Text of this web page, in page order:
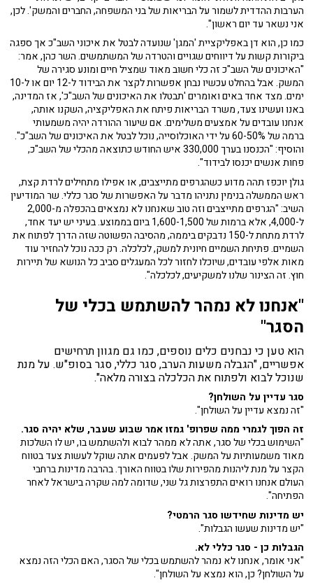
הערבות ההדדית לשמור על הבריאות של בני המשפחה, החברים והמשק'. לכן,
אני נשאר עד יום ראשון".
כמו כן, הוא דן באפליקציית 'המגן' שנועדה לבטל את איכוני השב"כ אך ספגה
ביקורות קשות על דיווחים שגויים והטרדה של המשתמשים. השר כהן, אמר:
"האיכונים של השב"כ זה כלי חשוב מאוד שמציל חיים ומונע סגירה של
המשק. אבל בהחלט עכשיו נבחן אפשרות לקצר את הבידוד ל-12 יום או ל-10
ימים. מצד אחד באים ואומרים 'תבטלו את האיכונים של השב"כ', אז המדינה,
באנו ועשינו צעד, משרד הבריאות פיתח את האפליקציה, השקנו אותה,
אנחנו עובדים על אמצעים משלימים. אם שיעור ההורדה יהיה משמעותי
ברמה של 60-50% על ידי האוכלוסייה, נוכל לבטל את האיכונים של השב"כ".
והוסיף: "הכנסנו בערך 330,000 איש החודש כתוצאה מהכלי של השב"כ,
פחות אנשים יכנסו לבידוד".
גולן יוכפז תהה מדוע כשהגרפים מתייצבים, או אפילו מתחילים לרדת קצת,
ראש הממשלה בנימין נתניהו מדבר על האפשרות של סגר כללי. שר המודיעין
השיב: "הגרפים מתייצבים וזה טוב שאנחנו לא נמצאים בהכפלה מ-2,000
ל-4,000, אלא ברמות של 1,600-1,500 ביום בממוצע. בעיני יש יעד אחד,
לרדת מתחת ל-150 נדבקים ביממה, מהסיבה הפשוטה שזה הדרך לפתוח את
השמיים. פתיחת השמיים חיונית למשק, לכלכלה. רק ככה נוכל להחזיר עוד
מאות אלפי עובדים, שיוכלו לחזור לכל המעגלים סביב כל הנושא של תיירות
חוץ. זה הצינור שלנו למשקיעים, לכלכלה".
"אנחנו לא נמהר להשתמש בכלי של
הסגר"
הוא טען כי נבחנים כלים נוספים, כמו גם מגוון תרחישים
אפשריים, "הגבלה משעות הערב, סגר כללי, סגר בסופ"ש. על מנת
שנוכל לבוא ולפתוח את הכלכלה בצורה מלאה".
סגר עדיין על השולחן?
"זה נמצא עדיין על השולחן".
זה הפוך לגמרי ממה שפרופ' גמזו אמר שבוע שעבר, שלא יהיה סגר.
"השימוש בכלי של סגר, אתה לא ממהר לבוא ולהשתמש בו, יש לו השלכות
מאוד משמעותיות על המשק. אבל לפעמים אתה שוקל לעשות צעד בטווח
הקצר על מנת ליהנות מהפירות שלו בטווח האורך. בהרבה מדינות ברחבי
העולם אנחנו רואים התפרצות גל שני, שדומה למה שקרה בישראל לאחר
הפתיחה".
יש מדינות שחידשו סגר הרמטי?
"יש מדינות שעשו הגבלות".
הגבלות כן - סגר כללי לא.
"אני אומר, אנחנו לא נמהר להשתמש בכלי של הסגר, האם הכלי הזה נמצא
על השולחן? כן, הוא נמצא על השולחן".